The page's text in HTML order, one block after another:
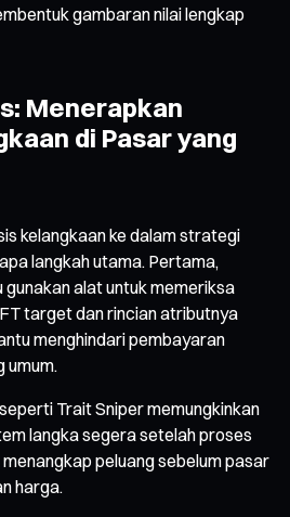
gambaran nilai lengkap
Menerapkan
di Pasar yang
kelangkaan ke dalam strategi
langkah utama. Pertama,
gunakan alat untuk memeriksa
target dan rincian atributnya
menghindari pembayaran
umum.
Trait Sniper memungkinkan
langka segera setelah proses
peluang sebelum pasar
harga.